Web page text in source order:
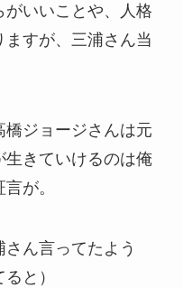
いいことや、人格
すが、三浦さん当
ジョージさんは元
きていけるのは俺
が。
ん言ってたよう
と）